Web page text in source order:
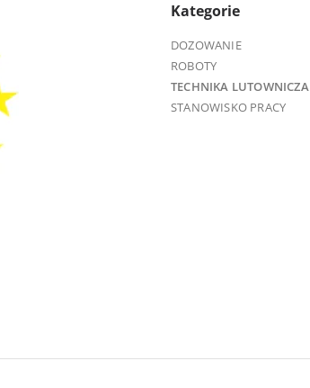
Kategorie
DOZOWANIE
ROBOTY
TECHNIKA LUTOWNICZA
STANOWISKO PRACY